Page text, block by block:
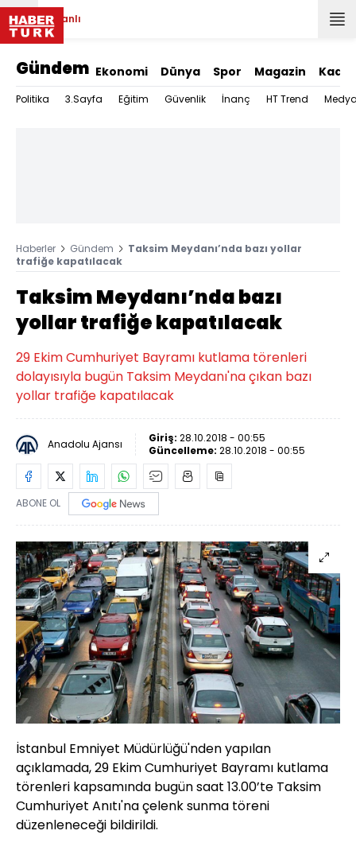
Canlı
Gündem Ekonomi Dünya Spor Magazin Kadın
Politika 3.Sayfa Eğitim Güvenlik İnanç HT Trend
Haberler Gündem
Taksim Meydanı’nda bazı yollar
trafiğe kapatılacak
Taksim Meydanı’nda bazı
yollar trafiğe kapatılacak
29 Ekim Cumhuriyet Bayramı kutlama törenleri
dolayısıyla bugün Taksim Meydanı'na çıkan bazı
yollar trafiğe kapatılacak
Anadolu Ajansı Giriş: 28.10.2018 - 00:55
Güncelleme: 28.10.2018 - 00:55
ABONE OL
İstanbul Emniyet Müdürlüğü'nden yapılan
açıklamada, 29 Ekim Cumhuriyet Bayramı kutlama
törenleri kapsamında bugün saat 13.00’te Taksim
Cumhuriyet Anıtı'na çelenk sunma töreni
düzenleneceği bildirildi.